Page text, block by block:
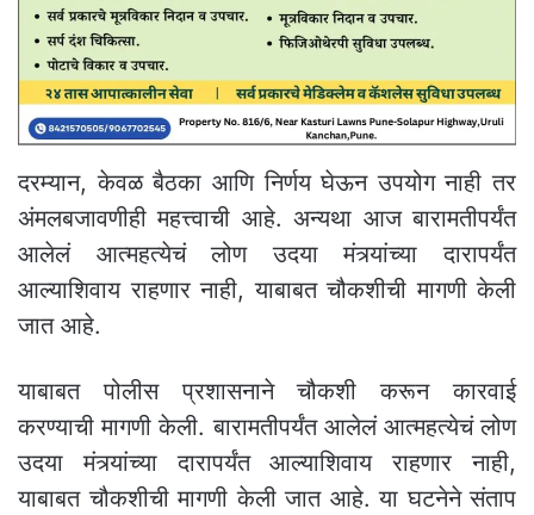
दरम्यान, केवळ बैठका आणि निर्णय घेऊन उपयोग नाही तर
अंमलबजावणीही महत्त्वाची आहे. अन्यथा आज बारामतीपर्यंत
आलेलं आत्महत्येचं लोण उदया मंत्र्यांच्या दारापर्यंत
आल्याशिवाय राहणार नाही, याबाबत चौकशीची मागणी केली
जात आहे.
याबाबत पोलीस प्रशासनाने चौकशी करून कारवाई
करण्याची मागणी केली. बारामतीपर्यंत आलेलं आत्महत्येचं लोण
उदया मंत्र्यांच्या दारापर्यंत आल्याशिवाय राहणार नाही,
याबाबत चौकशीची मागणी केली जात आहे. या घटनेने संताप